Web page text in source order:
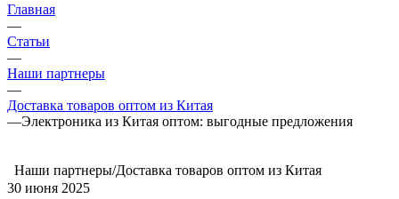
Главная
—
Статьи
—
Наши партнеры
—
Доставка товаров оптом из Китая
—Электроника из Китая оптом: выгодные предложения
Наши партнеры/Доставка товаров оптом из Китая
30 июня 2025